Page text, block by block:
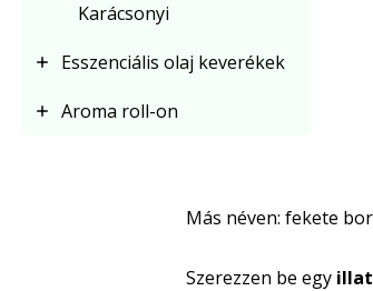
Karácsonyi
Esszenciális olaj keverékek
Aroma roll-on
Más néven: fekete
Szerezzen be egy